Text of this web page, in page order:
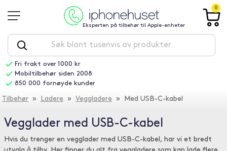
Eksperten på tilbehør til Apple-enheter
0
Fri frakt over 1000 kr
Mobiltilbehør siden 2008
850 000 fornøyde kunder
Tilbehør » Ladere » Veggladere » Med USB-C-kabel
Vegglader med USB-C-kabel
Hvis du trenger en vegglader med USB-C-kabel, har vi et bredt